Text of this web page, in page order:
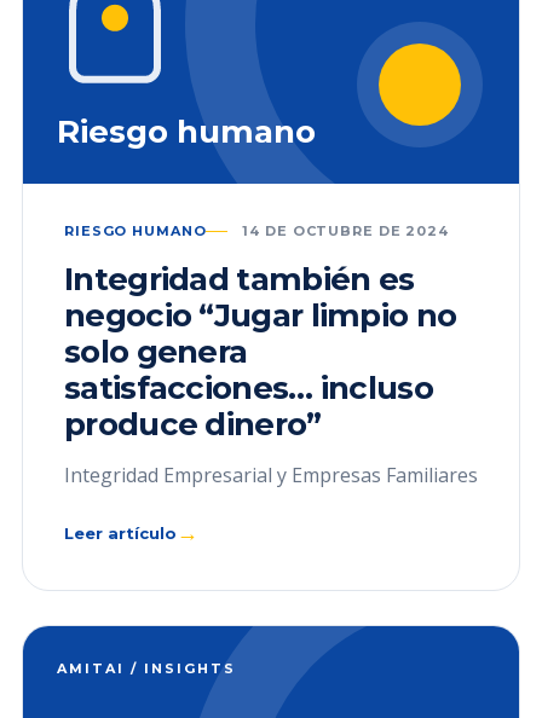
Riesgo humano
RIESGO HUMANO 14 DE OCTUBRE DE 2024
Integridad también es
negocio “Jugar limpio no
solo genera
satisfacciones… incluso
produce dinero”
Integridad Empresarial y Empresas Familiares
Leer artículo →
AMITAI / INSIGHTS